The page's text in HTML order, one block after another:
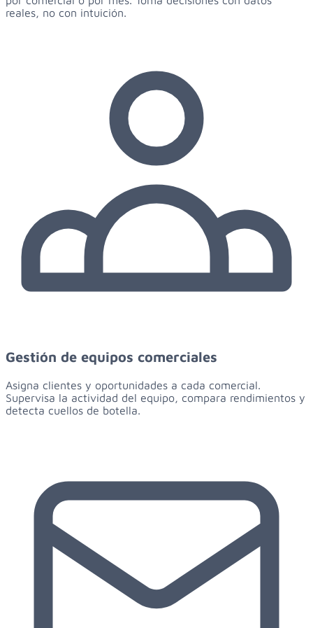
reales, no con intuición.
Gestión de equipos comerciales
Asigna clientes y oportunidades a cada comercial.
Supervisa la actividad del equipo, compara rendimientos y
detecta cuellos de botella.